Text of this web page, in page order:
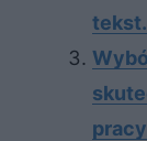
tekst.